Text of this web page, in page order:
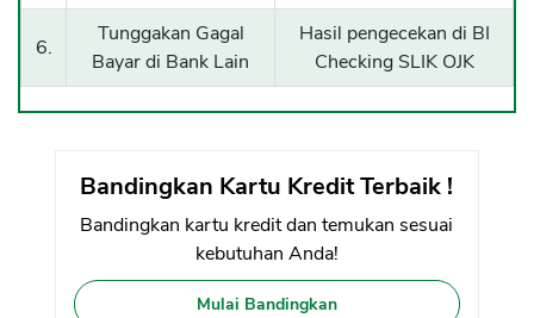
6.
Tunggakan Gagal
Bayar di Bank Lain
Hasil pengecekan di BI
Checking SLIK OJK
Bandingkan Kartu Kredit Terbaik !
Bandingkan kartu kredit dan temukan sesuai
kebutuhan Anda!
Mulai Bandingkan